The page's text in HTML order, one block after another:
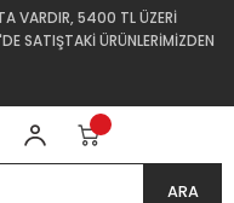
VARDIR, 5400 TL ÜZERİ
SATIŞTAKİ ÜRÜNLERİMİZDEN
ARA